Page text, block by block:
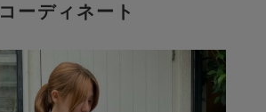
コーディネート